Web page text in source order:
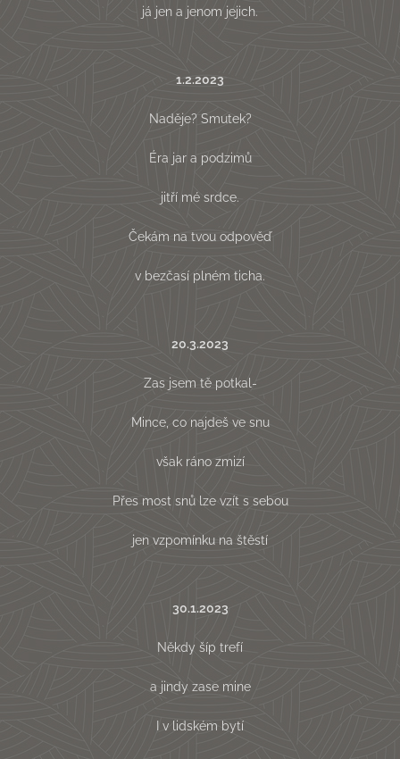
já jen a jenom jejich.
1.2.2023
Naděje? Smutek?
Éra jar a podzimů
jitří mé srdce.
Čekám na tvou odpověď
v bezčasí plném ticha.
20.3.2023
Zas jsem tě potkal-
Mince, co najdeš ve snu
však ráno zmizí
Přes most snů lze vzít s sebou
jen vzpomínku na štěstí
30.1.2023
Někdy šíp trefí
a jindy zase mine
I v lidském bytí